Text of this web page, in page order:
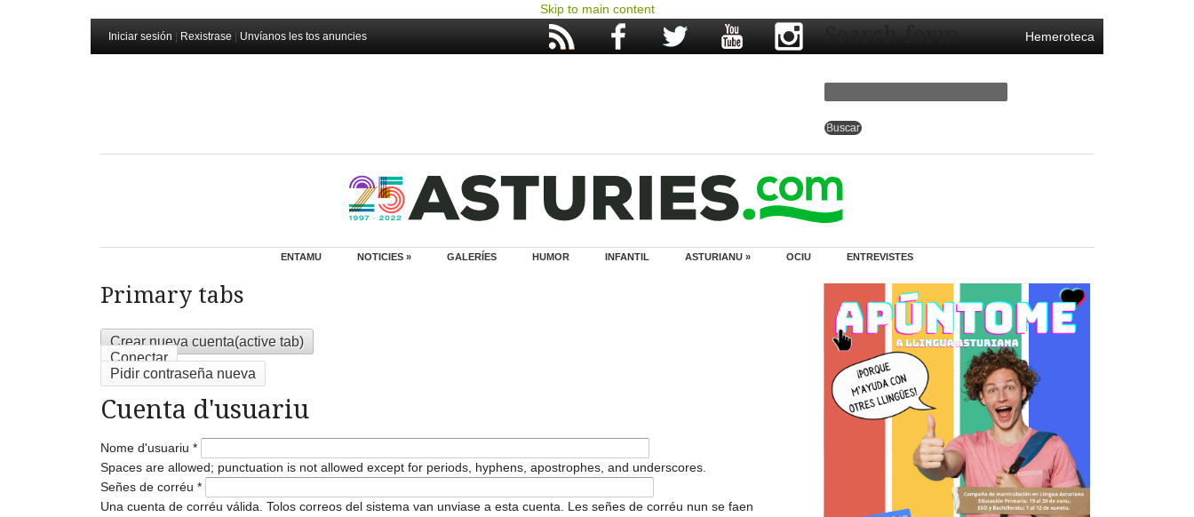
Skip to main content
Iniciar sesión Rexistrase Unvíanos les tos anuncies Hemeroteca
Search form
ENTAMU NOTICIES » GALERÍES HUMOR INFANTIL ASTURIANU » OCIU ENTREVISTES
Primary tabs
Crear nueva cuenta(active tab)
Conectar
Pidir contraseña nueva
Cuenta d'usuariu
Nome d'usuariu *
Spaces are allowed; punctuation is not allowed except for periods, hyphens, apostrophes, and underscores.
Señes de corréu *
Una cuenta de corréu válida. Tolos correos del sistema van unviase a esta cuenta. Les señes de corréu nun se faen